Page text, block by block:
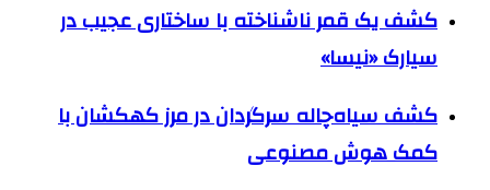
کشف یک قمر ناشناخته با ساختاری عجیب در
سیارک «نیسا»
کشف سیاه‌چاله سرگردان در مرز کهکشان با
کمک هوش مصنوعی